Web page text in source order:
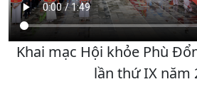
Khai mạc Hội khỏe Phù
lần thứ IX năm